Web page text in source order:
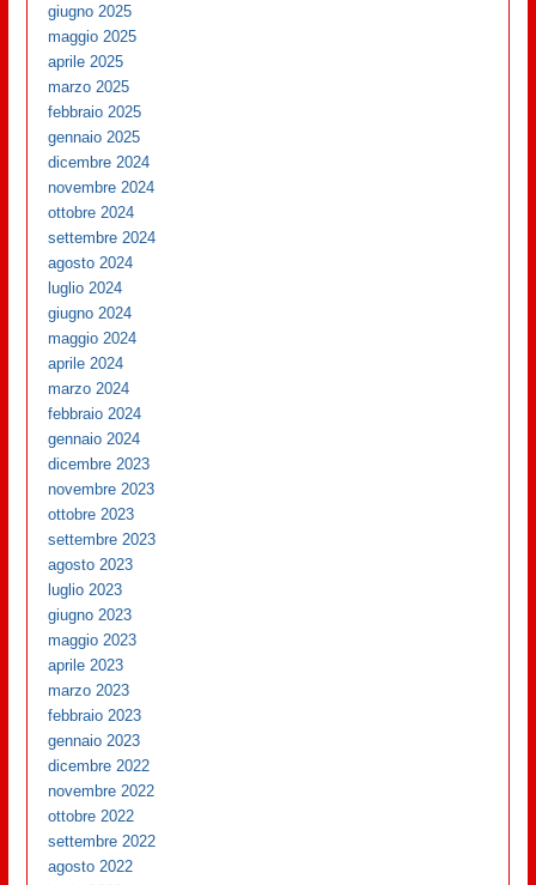
giugno 2025
maggio 2025
aprile 2025
marzo 2025
febbraio 2025
gennaio 2025
dicembre 2024
novembre 2024
ottobre 2024
settembre 2024
agosto 2024
luglio 2024
giugno 2024
maggio 2024
aprile 2024
marzo 2024
febbraio 2024
gennaio 2024
dicembre 2023
novembre 2023
ottobre 2023
settembre 2023
agosto 2023
luglio 2023
giugno 2023
maggio 2023
aprile 2023
marzo 2023
febbraio 2023
gennaio 2023
dicembre 2022
novembre 2022
ottobre 2022
settembre 2022
agosto 2022